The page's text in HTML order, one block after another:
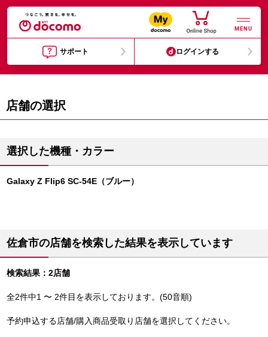
MENU
サポート ログインする
店舗の選択
選択した機種・カラー
Galaxy Z Flip6 SC-54E（ブルー）
佐倉市の店舗を検索した結果を表示しています
検索結果：2店舗
全2件中1 〜 2件目を表示しております。(50音順)
予約申込する店舗/購入商品受取り店舗を選択してください。